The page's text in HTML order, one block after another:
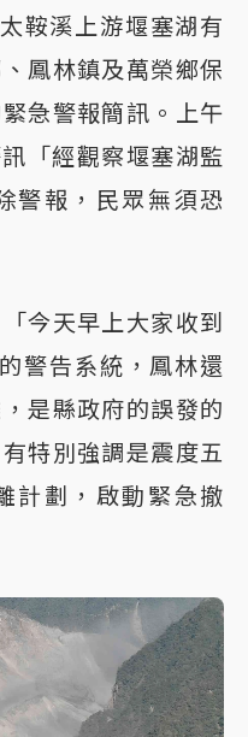
鞍溪上游堰塞湖有
鳳林鎮及萬榮鄉保
急警報簡訊。上午
「經觀察堰塞湖監
警報，民眾無須恐
今天早上大家收到
警告系統，鳳林還
是縣政府的誤發的
特別強調是震度五
計劃，啟動緊急撤